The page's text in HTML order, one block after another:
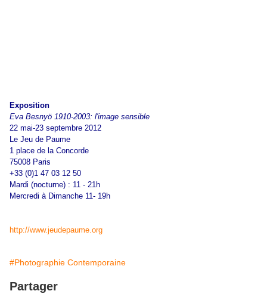
Exposition
Eva Besnyö 1910-2003: l'image sensible
22 mai-23 septembre 2012
Le Jeu de Paume
1 place de la Concorde
75008 Paris
+33 (0)1 47 03 12 50
Mardi (nocturne) : 11 - 21h
Mercredi à Dimanche 11- 19h
http://www.jeudepaume.org
#Photographie Contemporaine
Partager